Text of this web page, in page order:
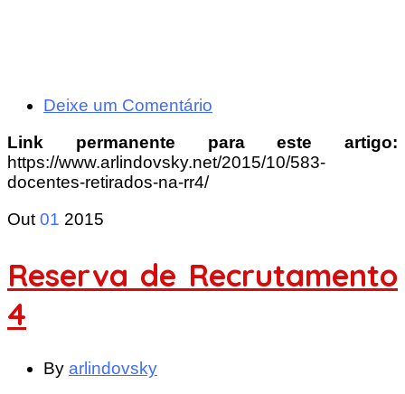
Deixe um Comentário
Link permanente para este artigo:
https://www.arlindovsky.net/2015/10/583-
docentes-retirados-na-rr4/
Out 01 2015
Reserva de Recrutamento
4
By arlindovsky